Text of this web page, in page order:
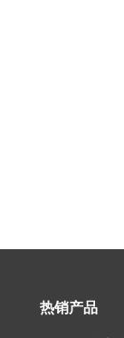
热销产品